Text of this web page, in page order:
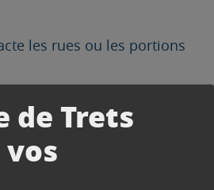
de Trets
les rues ou les portions